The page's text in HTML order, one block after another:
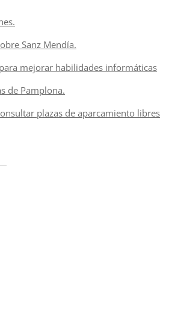
Sanz Mendía.
mejorar habilidades informáticas
de Pamplona.
plazas de aparcamiento libres